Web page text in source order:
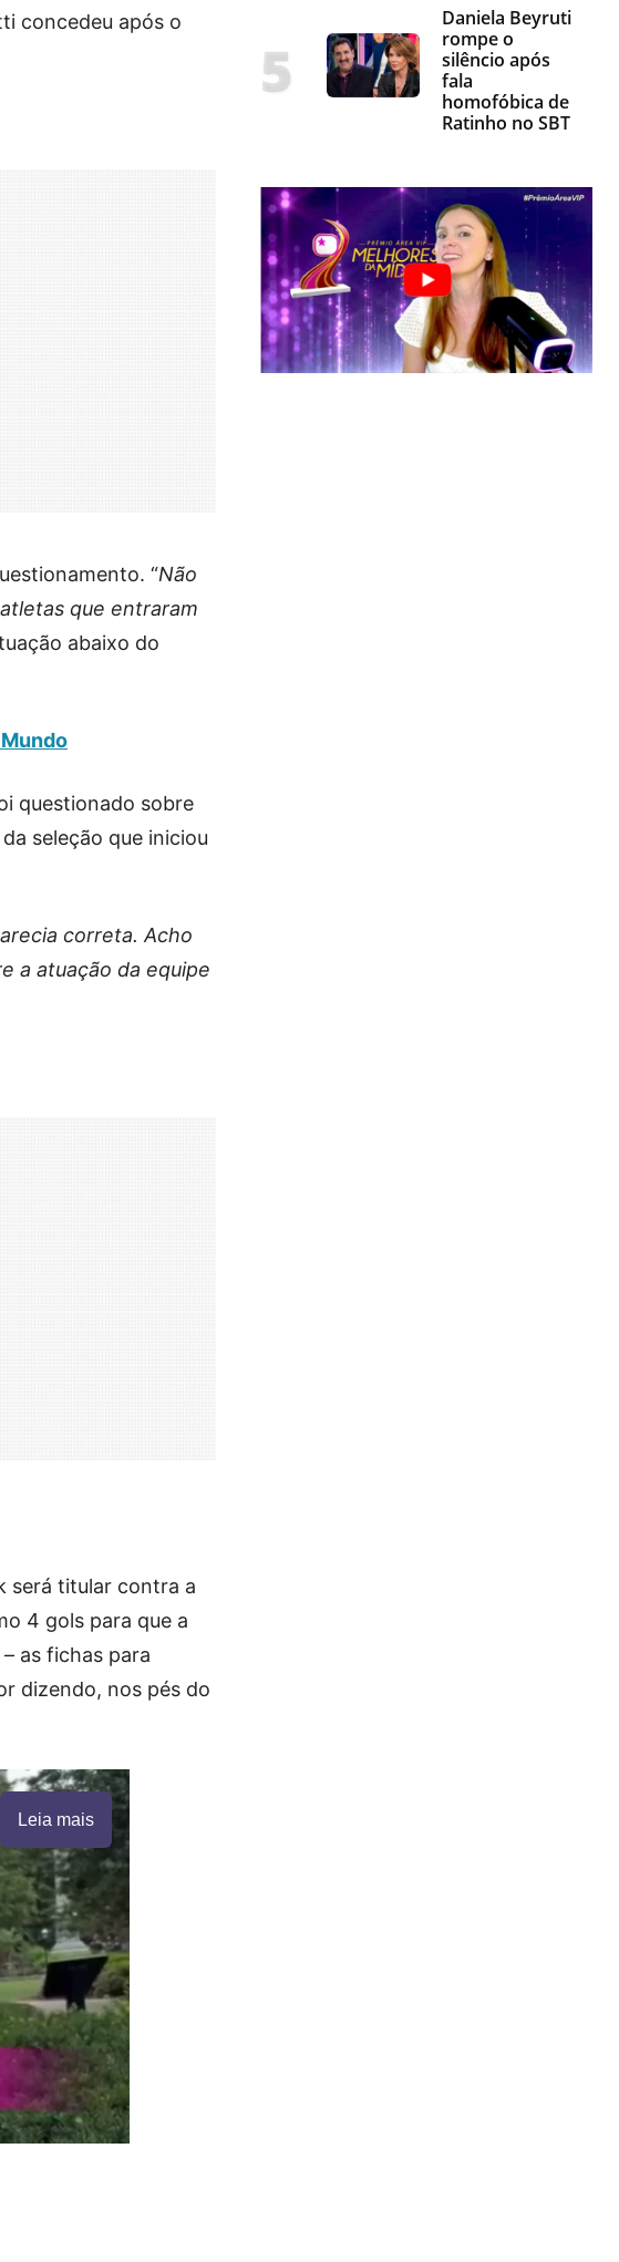
concedeu após o
“Não
que entraram
abaixo do
questionado sobre
seleção que iniciou
correta. Acho
a atuação da equipe
será titular contra a
4 gols para que a
as fichas para
dizendo, nos pés do
Leia mais
Daniela Beyruti
rompe o
silêncio após
fala
homofóbica de
Ratinho no SBT